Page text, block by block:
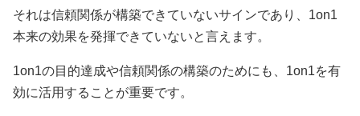
それは信頼関係が構築できていないサインであり、1on1
本来の効果を発揮できていないと言えます。
1on1の目的達成や信頼関係の構築のためにも、1on1を有
効に活用することが重要です。